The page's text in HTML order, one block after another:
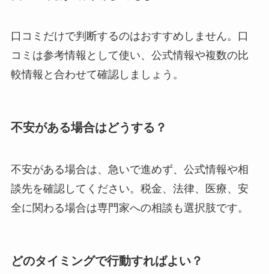
口コミだけで判断するのはおすすめしません。口
コミは参考情報として使い、公式情報や複数の比
較情報と合わせて確認しましょう。
不安がある場合はどうする？
不安がある場合は、急いで進めず、公式情報や相
談先を確認してください。税金、法律、医療、安
全に関わる場合は専門家への相談も選択肢です。
どのタイミングで行動すればよい？